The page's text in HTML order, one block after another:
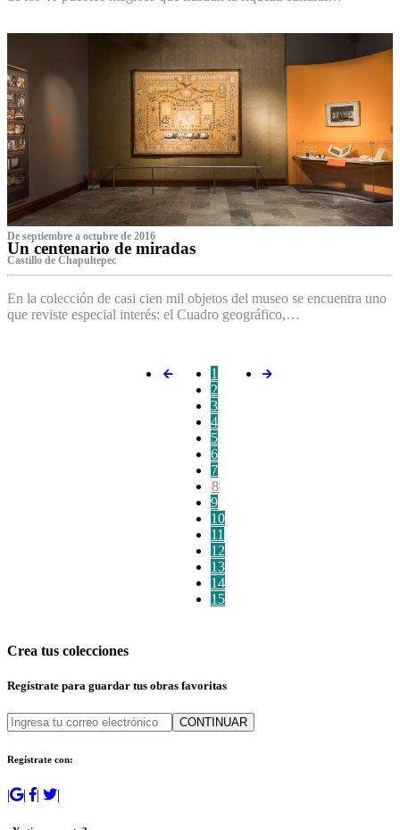
De septiembre a octubre de 2016
Un centenario de miradas
Castillo de Chapultepec
En la colección de casi cien mil objetos del museo se encuentra uno
que reviste especial interés: el Cuadro geográfico,…
1
2
3
4
5
6
7
8
9
10
11
12
13
14
15
Crea tus colecciones
Regístrate para guardar tus obras favoritas
CONTINUAR
Regístrate con:
| | | |